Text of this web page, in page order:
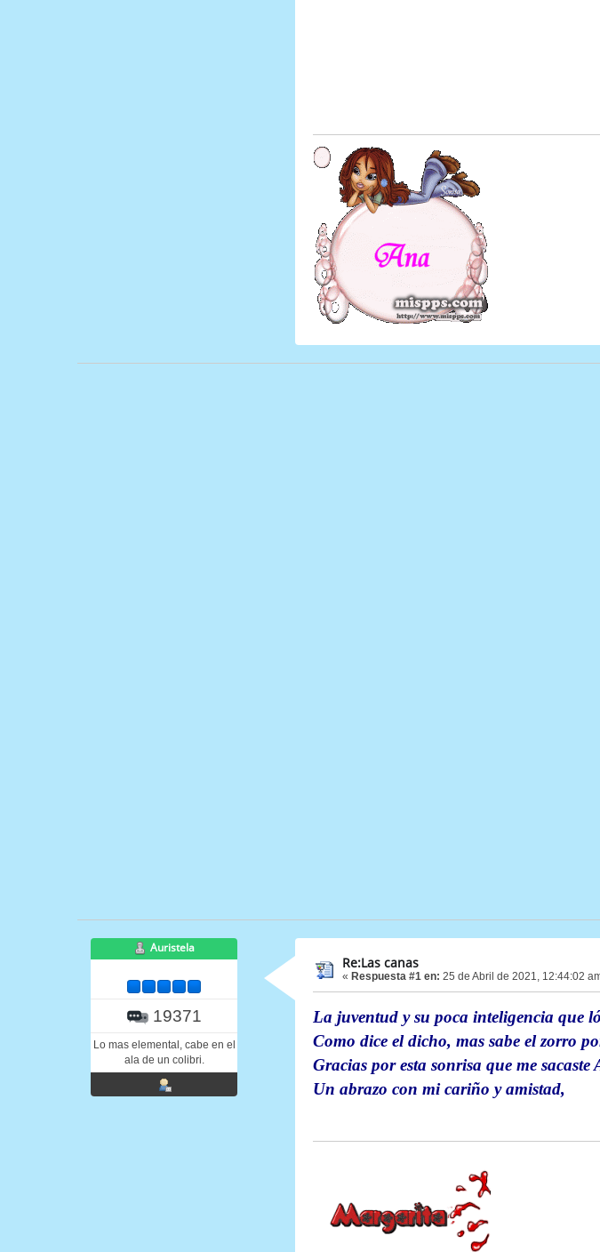
Auristela
19371
Lo mas elemental, cabe en el
ala de un colibri.
Re:Las canas
« Respuesta #1 en: 25 de Abril de 2021, 12:44:02
La juventud y su poca inteligencia que
Como dice el dicho, mas sabe el zorro
Gracias por esta sonrisa que me sacaste
Un abrazo con mi cariño y amistad,